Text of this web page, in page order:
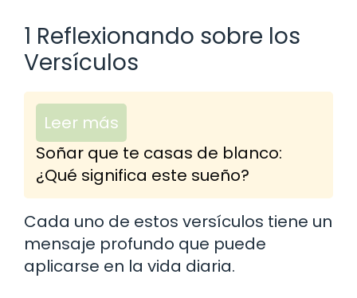
1 Reflexionando sobre los
Versículos
Leer más
Soñar que te casas de blanco:
¿Qué significa este sueño?
Cada uno de estos versículos tiene un
mensaje profundo que puede
aplicarse en la vida diaria.